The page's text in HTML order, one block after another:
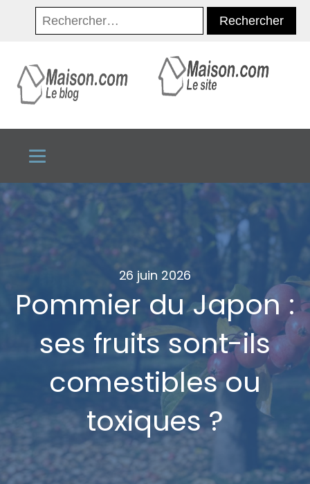
Rechercher :
26 juin 2026
Pommier du Japon :
ses fruits sont-ils
comestibles ou
toxiques ?